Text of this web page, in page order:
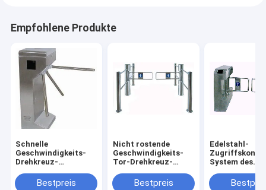
Empfohlene Produkte
Schnelle
Geschwindigkeits-
Drehkreuz-
nehmenBestpreis
Nicht rostende
Geschwindigkeits-
Tor-Drehkreuz-
Tore L380 X W280 X
Bestpreis
Edelstahl-
System des
Schwenktür-